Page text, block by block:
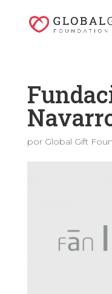
por Global Gift